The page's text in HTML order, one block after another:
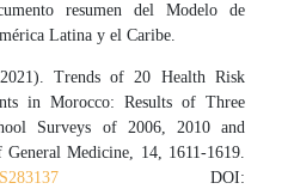
resumen del Modelo de
Latina y el Caribe.
Trends of 20 Health Risk
in Morocco: Results of Three
Surveys of 2006, 2010 and
Medicine, 14, 1611-1619.
DOI: